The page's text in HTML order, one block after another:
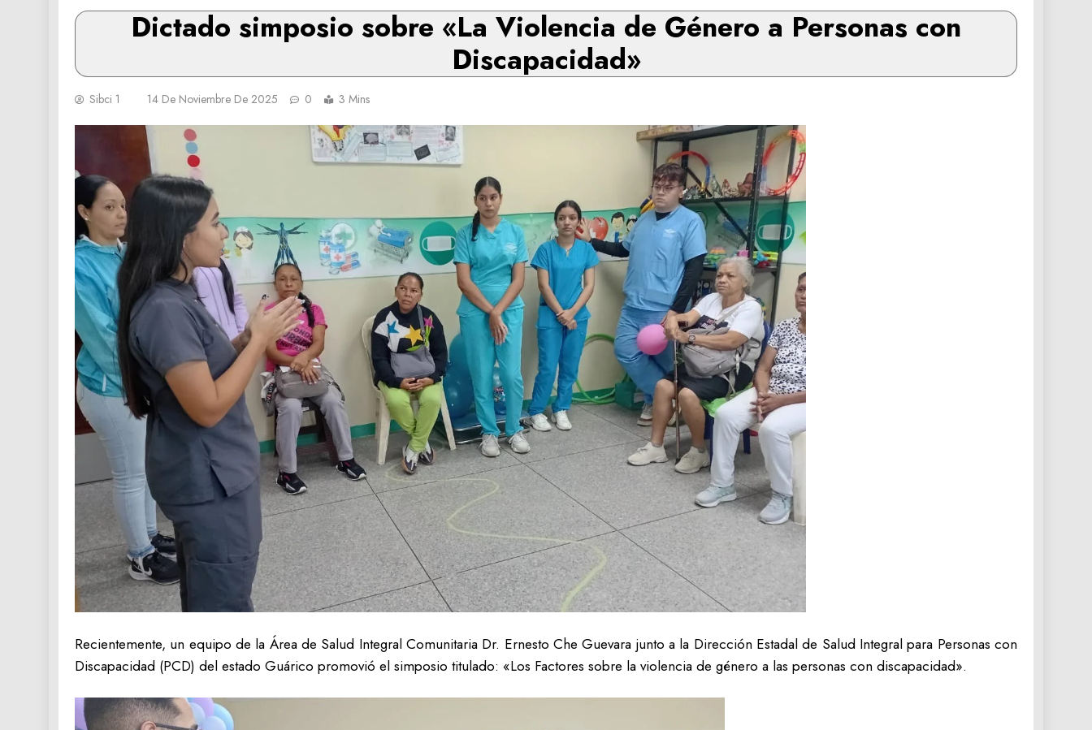
Dictado simposio sobre «La Violencia de Género a Personas con
Discapacidad»
Sibci 1 14 De Noviembre De 2025 0 3 Mins
Recientemente, un equipo de la Área de Salud Integral Comunitaria Dr. Ernesto Che Guevara junto a la Dirección Estadal de Salud Integral para Personas con
Discapacidad (PCD) del estado Guárico promovió el simposio titulado: «Los Factores sobre la violencia de género a las personas con discapacidad».